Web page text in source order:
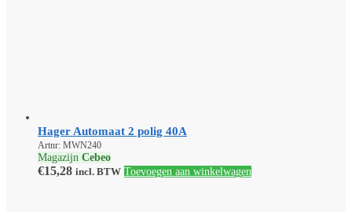
Hager Automaat 2 polig 40A
Artnr: MWN240
Magazijn Cebeo
€15,28 incl. BTW Toevoegen aan winkelwagen